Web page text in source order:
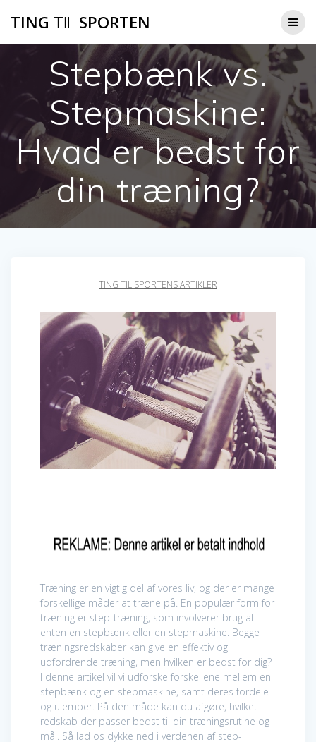
TING TIL SPORTEN
Stepbænk vs.
Stepmaskine:
Hvad er bedst for
din træning?
TING TIL SPORTENS ARTIKLER
Træning er en vigtig del af vores liv, og der er mange
forskellige måder at træne på. En populær form for
træning er step-træning, som involverer brug af
enten en stepbænk eller en stepmaskine. Begge
træningsredskaber kan give en effektiv og
udfordrende træning, men hvilken er bedst for dig?
I denne artikel vil vi udforske forskellene mellem en
stepbænk og en stepmaskine, samt deres fordele
og ulemper. På den måde kan du afgøre, hvilket
redskab der passer bedst til din træningsrutine og
mål. Så lad os dykke ned i verdenen af step-